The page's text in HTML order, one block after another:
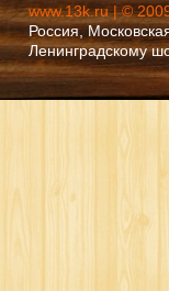
www.13k.ru | ©
Россия,
Ленинградскому